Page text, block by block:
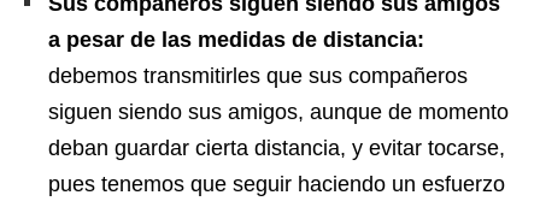
a pesar de las medidas de distancia:
debemos transmitirles que sus compañeros
siguen siendo sus amigos, aunque de momento
deban guardar cierta distancia, y evitar tocarse,
pues tenemos que seguir haciendo un esfuerzo